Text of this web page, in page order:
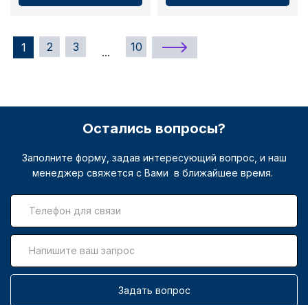
1 2 3 ... 10
Остались вопросы?
Заполните форму, задав интересующий вопрос, и наш
менеджер свяжется с Вами в ближайшее время.
Задать вопрос